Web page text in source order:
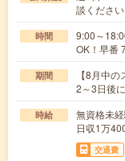
談ください
時間
9:00～
OK！早番
期間
【8月中
2～3日後
時給
無資格未
日収1万
交通費